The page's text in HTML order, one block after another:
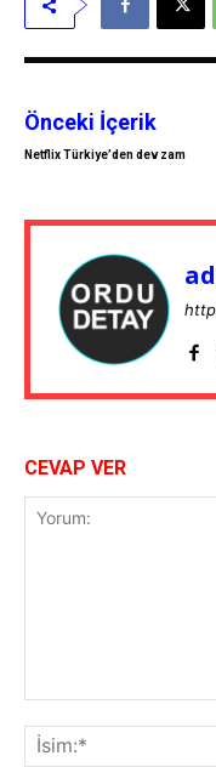
Önceki İçerik
Netflix Türkiye’den dev zam
CEVAP VER